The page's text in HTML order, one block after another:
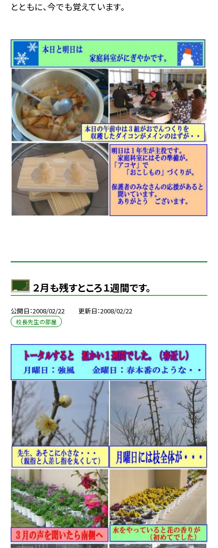
とともに、今でも覚えています。
２月も残すところ１週間です。
公開日 2008/02/22 更新日 2008/02/22
校長先生の部屋